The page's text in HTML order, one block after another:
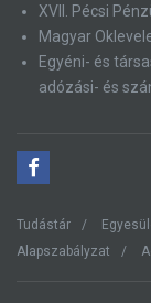
XVII. Pécsi
Magyar
Egyéni- és
adózási- és
Tudástár
Alapszabályzat